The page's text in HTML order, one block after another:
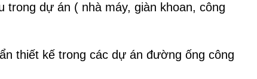
dự án ( nhà máy, giàn khoan, công
thiết kế trong các dự án đường ống công